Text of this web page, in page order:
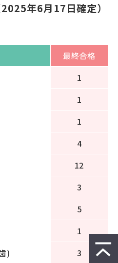
年6月17日確定）
最終合格
1
1
1
4
12
3
5
1
)
3